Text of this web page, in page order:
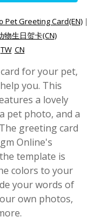
Pet Greeting Card(EN) |
物生日贺卡(CN)
TW CN
for your pet,
you. This
a lovely
pet photo, and a
greeting card
Online's
template is
colors to your
your words of
own photos,